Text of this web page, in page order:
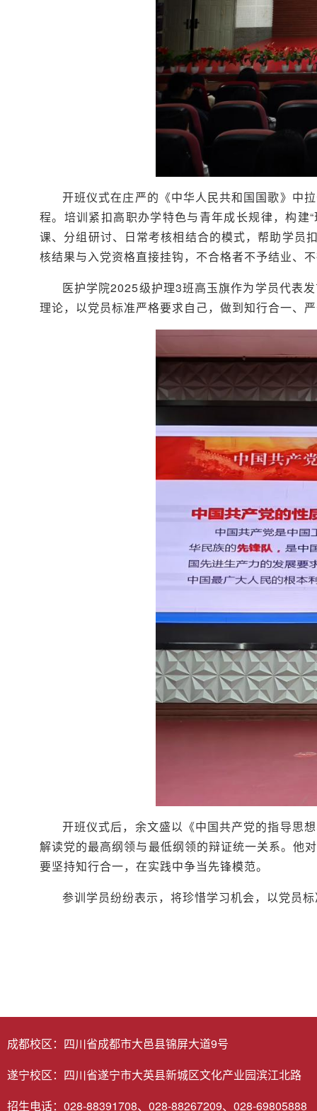
开班仪式在庄严的《中华人民共和国国歌》中
程。培训紧扣高职办学特色与青年成长规律，构
课、分组研讨、日常考核相结合的模式，帮助学员
核结果与入党资格直接挂钩，不合格者不予结业、
医护学院2025级护理3班高玉旗作为学员代表
理论，以党员标准严格要求自己，做到知行合一、
开班仪式后，余文盛以《中国共产党的指导思
解读党的最高纲领与最低纲领的辩证统一关系。他
要坚持知行合一，在实践中争当先锋模范。
参训学员纷纷表示，将珍惜学习机会，以党员
成都校区：四川省成都市大邑县锦屏大道9号
遂宁校区：四川省遂宁市大英县新城区文化产业园滨江北路
招生电话：028-88391708、028-88267209、028-69805888